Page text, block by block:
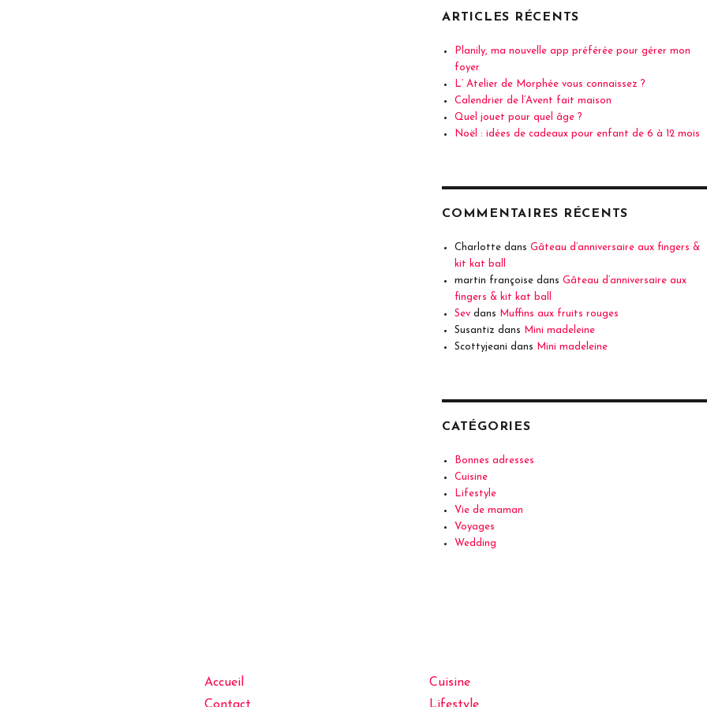
ARTICLES RÉCENTS
Planily, ma nouvelle app préférée pour gérer mon
foyer
L’ Atelier de Morphée vous connaissez ?
Calendrier de l’Avent fait maison
Quel jouet pour quel âge ?
Noël : idées de cadeaux pour enfant de 6 à 12 mois
COMMENTAIRES RÉCENTS
Charlotte dansGâteau d’anniversaire aux fingers &
kit kat ball
martin françoise dansGâteau d’anniversaire aux
fingers & kit kat ball
Sev dans
Muffins aux fruits rouges
Susantiz dans
Mini madeleine
Scottyjeani dans Mini madeleine
CATÉGORIES
Bonnes adresses
Cuisine
Lifestyle
Vie de maman
Voyages
Wedding
Accueil
Cuisine